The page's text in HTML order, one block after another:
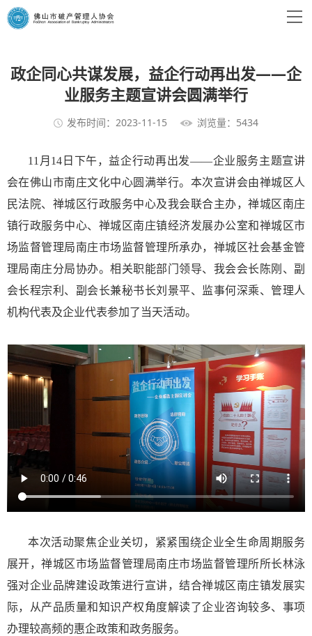
政企同心共谋发展，益企行动再出发——企
业服务主题宣讲会圆满举行
发布时间：2023-11-15 浏览量：5434
11月14日下午，益企行动再出发——企业服务主题宣讲
会在佛山市南庄文化中心圆满举行。本次宣讲会由禅城区人
民法院、禅城区行政服务中心及我会联合主办，禅城区南庄
镇行政服务中心、禅城区南庄镇经济发展办公室和禅城区市
场监督管理局南庄市场监督管理所承办，禅城区社会基金管
理局南庄分局协办。相关职能部门领导、我会会长陈刚、副
会长程宗利、副会长兼秘书长刘景平、监事何深乘、管理人
机构代表及企业代表参加了当天活动。
本次活动聚焦企业关切，紧紧围绕企业全生命周期服务
展开，禅城区市场监督管理局南庄市场监督管理所所长林泳
强对企业品牌建设政策进行宣讲，结合禅城区南庄镇发展实
际，从产品质量和知识产权角度解读了企业咨询较多、事项
办理较高频的惠企政策和政务服务。